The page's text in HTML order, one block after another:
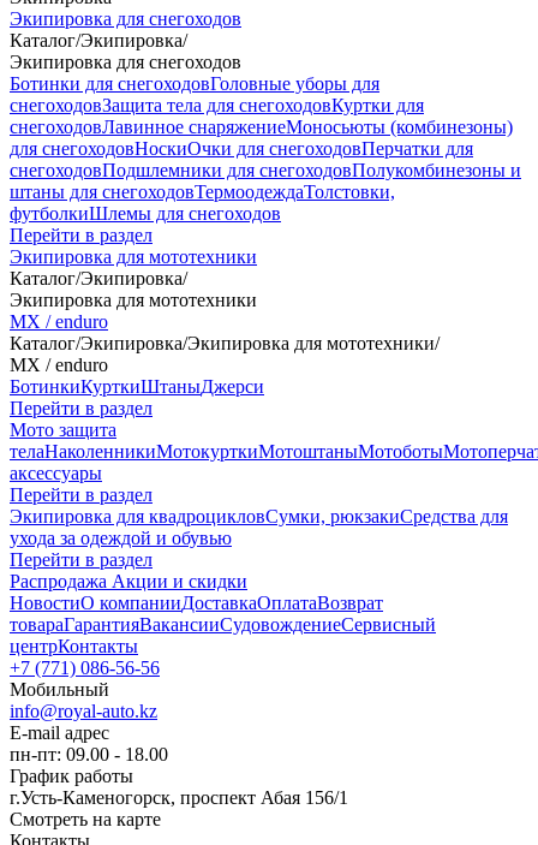
Экипировка для снегоходов
Каталог/Экипировка/
Экипировка для снегоходов
Ботинки для снегоходовГоловные уборы для
снегоходовЗащита тела для снегоходовКуртки для
снегоходовЛавинное снаряжениеМоносьюты (комбинезоны)
для снегоходовНоскиОчки для снегоходовПерчатки для
снегоходовПодшлемники для снегоходовПолукомбинезоны и
штаны для снегоходовТермоодеждаТолстовки,
футболкиШлемы для снегоходов
Перейти в раздел
Экипировка для мототехники
Каталог/Экипировка/
Экипировка для мототехники
MX / enduro
Каталог/Экипировка/Экипировка для мототехники/
MX / enduro
БотинкиКурткиШтаныДжерси
Перейти в раздел
Мото защита
телаНаколенникиМотокурткиМотоштаныМотоботы
аксессуары
Перейти в раздел
Экипировка для квадроцикловСумки, рюкзакиСредства для
ухода за одеждой и обувью
Перейти в раздел
Распродажа Акции и скидки
НовостиО компанииДоставкаОплатаВозврат
товараГарантияВакансииСудовождениеСервисный
центрКонтакты
+7 (771) 086-56-56
Мобильный
info@royal-auto.kz
E-mail адрес
пн-пт: 09.00 - 18.00
График работы
г.Усть-Каменогорск, проспект Абая 156/1
Смотреть на карте
Контакты